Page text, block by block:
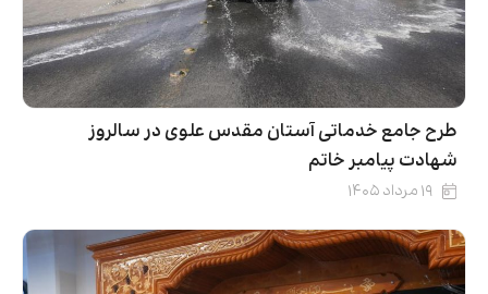
طرح جامع خدماتی آستان مقدس علوی در سالروز
شهادت پیامبر خاتم
۱۹ مرداد ۱۴۰۵